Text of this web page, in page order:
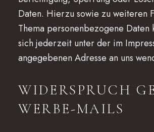
Daten. Hierzu sowie zu weiteren
Thema personenbezogene Daten
sich jederzeit unter der im
angegebenen Adresse an uns
WIDERSPRUCH
WERBE-MAILS